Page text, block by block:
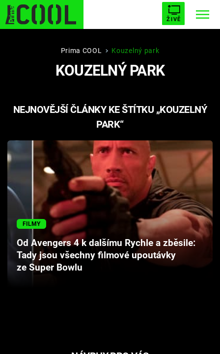
ŽIVĚ
STARHOUSE BUFFY, PŘEMOŽITELKA UPÍRŮ
PLNEJ KOTEL AVENGERS 5
Hry
Cool Esport
Pořady
Prima COOL Kouzelný park
KOUZELNÝ PARK
NEJNOVĚJŠÍ ČLÁNKY KE ŠTÍTKU „KOUZELNÝ
PARK“
FILMY
Od Avengers 4 k dalšímu Rychle a zběsile:
Tady jsou všechny filmové upoutávky
ze Super Bowlu